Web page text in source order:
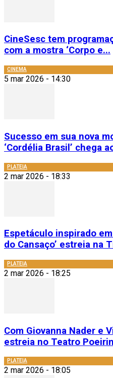
CineSesc tem
com a mostra ‘Corpo e...
CINEMA
5 mar 2026 - 14:30
Sucesso em sua nova
‘Cordélia Brasil’ chega
PLATEIA
2 mar 2026 - 18:33
Espetáculo inspirado
do Cansaço’ estreia na
PLATEIA
2 mar 2026 - 18:25
Com Giovanna Nader e
estreia no Teatro
PLATEIA
2 mar 2026 - 18:05